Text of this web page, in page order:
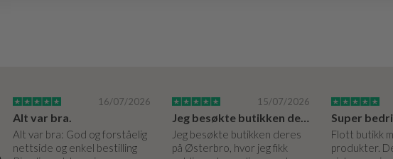
16/07/2026
Alt var bra.
Alt var bra: God og forståelig
nettside og enkel bestilling
15/07/2026
Jeg besøkte butikken deres på Østerbro.
Jeg besøkte butikken deres
på Østerbro, hvor jeg fikk
Flott butikk
produkter.